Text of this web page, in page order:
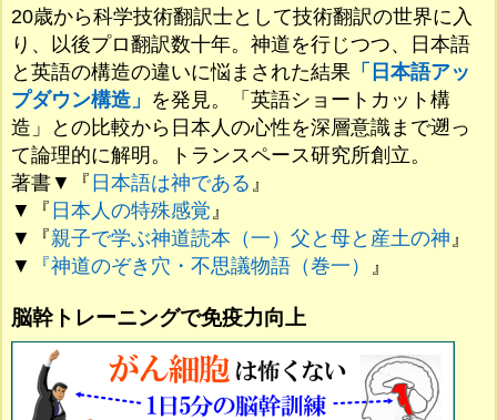
20歳から科学技術翻訳士として技術翻訳の世界に入
り、以後プロ翻訳数十年。神道を行じつつ、日本語
と英語の構造の違いに悩まされた結果 「日本語アッ
プダウン構造」 を発見。「英語ショートカット構
造」との比較から日本人の心性を深層意識まで遡っ
て論理的に解明。トランスペース研究所創立。
著書▼『 日本語は神である』
▼『 日本人の特殊感覚』
▼『親子で学ぶ神道読本（一）父と母と産土の神』
▼
『神道のぞき穴・不思議物語（巻一） 』
脳幹トレーニングで免疫力向上